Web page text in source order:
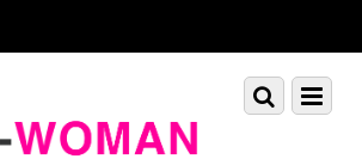
Menu
Scroll
down